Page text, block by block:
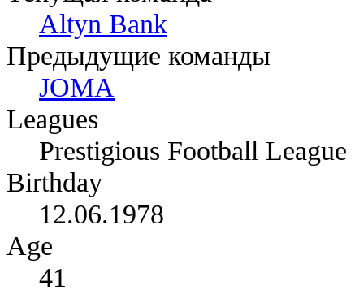
Altyn Bank
Предыдущие команды
JOMA
Leagues
Prestigious Football League
Birthday
12.06.1978
Age
41